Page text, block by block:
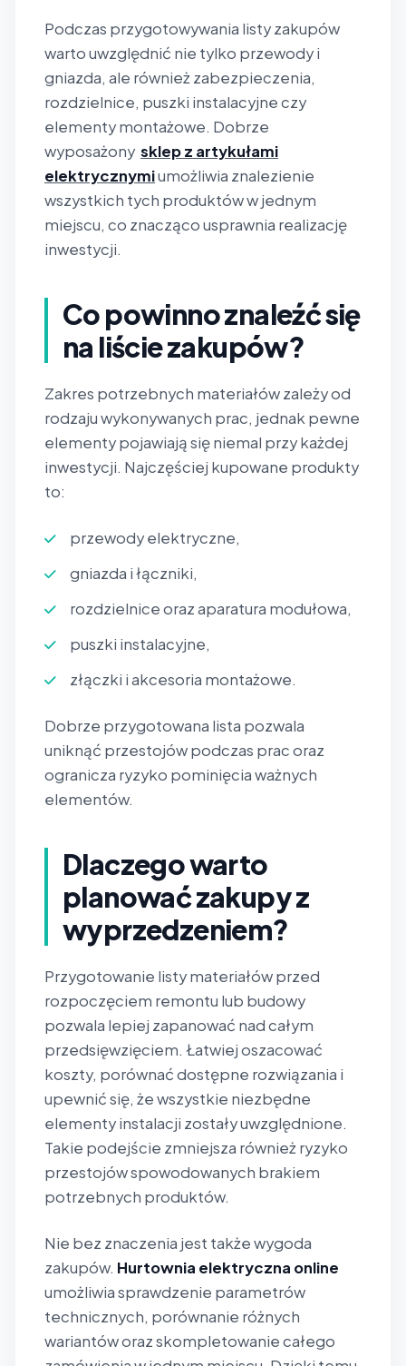
Podczas przygotowywania listy zakupów
warto uwzględnić nie tylko przewody i
gniazda, ale również zabezpieczenia,
rozdzielnice, puszki instalacyjne czy
elementy montażowe. Dobrze
wyposażony sklep z artykułami
elektrycznymiumożliwia znalezienie
wszystkich tych produktów w jednym
miejscu, co znacząco usprawnia realizację
inwestycji.
Co powinno znaleźć się
na liście zakupów?
Zakres potrzebnych materiałów zależy od
rodzaju wykonywanych prac, jednak pewne
elementy pojawiają się niemal przy każdej
inwestycji. Najczęściej kupowane produkty
to:
przewody elektryczne,
gniazda i łączniki,
rozdzielnice oraz aparatura modułowa,
puszki instalacyjne,
złączki i akcesoria montażowe.
Dobrze przygotowana lista pozwala
uniknąć przestojów podczas prac oraz
ogranicza ryzyko pominięcia ważnych
elementów.
Dlaczego warto
planować zakupy z
wyprzedzeniem?
Przygotowanie listy materiałów przed
rozpoczęciem remontu lub budowy
pozwala lepiej zapanować nad całym
przedsięwzięciem. Łatwiej oszacować
koszty, porównać dostępne rozwiązania i
upewnić się, że wszystkie niezbędne
elementy instalacji zostały uwzględnione.
Takie podejście zmniejsza również ryzyko
przestojów spowodowanych brakiem
potrzebnych produktów.
Nie bez znaczenia jest także wygoda
zakupów. Hurtownia elektryczna online
umożliwia sprawdzenie parametrów
technicznych, porównanie różnych
wariantów oraz skompletowanie całego